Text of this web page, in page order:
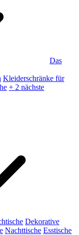
Das
Kleiderschränke für
+ 2 nächste
Dekorative
Nachttische Esstische